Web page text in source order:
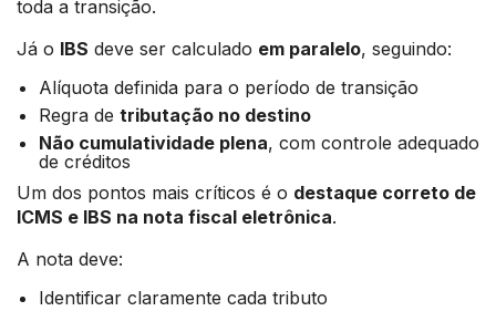
toda a transição.
Já o IBS deve ser calculado em paralelo, seguindo:
Alíquota definida para o período de transição
Regra de tributação no destino
Não cumulatividade plena, com controle adequado
de créditos
Um dos pontos mais críticos é o destaque correto de
ICMS e IBS na nota fiscal eletrônica.
A nota deve:
Identificar claramente cada tributo